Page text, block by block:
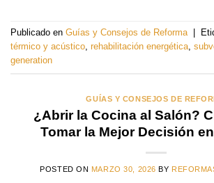
Publicado en Guías y Consejos de Reforma
térmico y acústico, rehabilitación energética,
generation
GUÍAS Y CONSEJOS DE
¿Abrir la Cocina al Salón?
Tomar la Mejor Decisión
POSTED ON MARZO 30, 2026 BY